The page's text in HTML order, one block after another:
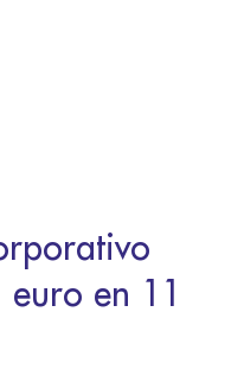
en 11